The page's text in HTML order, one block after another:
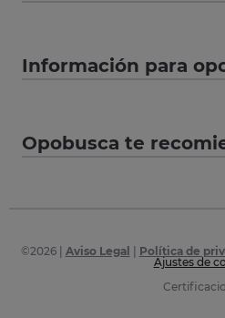
Información para
Opobusca te
©2026| Aviso Legal Política de
Ajustes de